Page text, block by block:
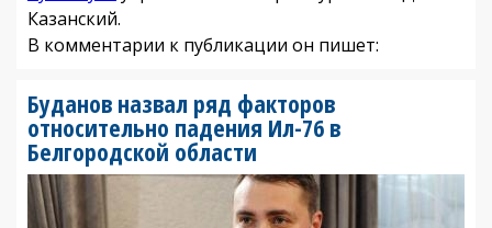
Казанский.
В комментарии к публикации он пишет:
Буданов назвал ряд факторов
относительно падения Ил-76 в
Белгородской области